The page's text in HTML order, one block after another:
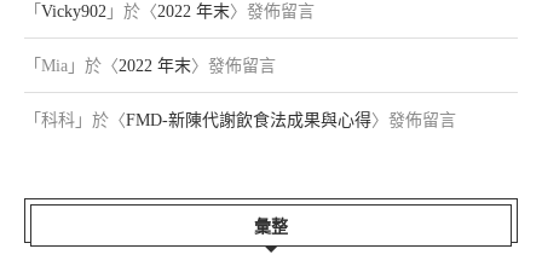
「 Vicky902 」於〈2022 年末〉發佈留言
「 Mia 」於〈2022 年末〉發佈留言
「 科科 」於〈FMD-新陳代謝飲食法成果與心得〉發佈留言
彙整